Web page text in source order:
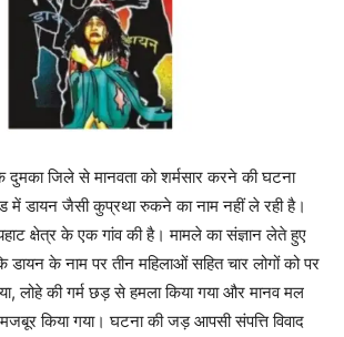
जिले से मानवता को शर्मसार करने की घटना
डायन जैसी कुप्रथा रुकने का नाम नहीं ले रही है।
क्षेत्र के एक गांव की है। मामले का संज्ञान लेते हुए
डायन के नाम पर तीन महिलाओं सहित चार लोगों को पर
लोहे की गर्म छड़ से हमला किया गया और मानव मल
किया गया। घटना की जड़ आपसी संपत्ति विवाद